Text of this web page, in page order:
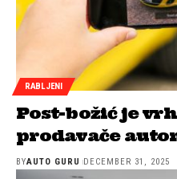
RABLJENI
Post-božić je
prodavače
BYAUTO GURU DECEMBER 31, 2025